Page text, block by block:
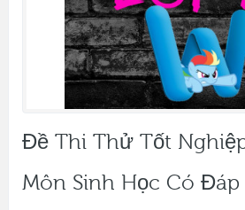
Đề Thi Thử Tốt
Môn Sinh Học Có